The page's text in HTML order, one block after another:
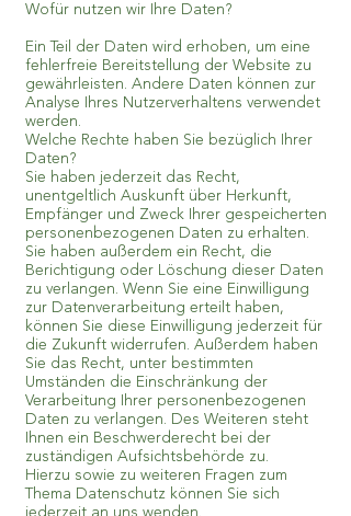
Wofür nutzen wir Ihre Daten?
Ein Teil der Daten wird erhoben, um eine
fehlerfreie Bereitstellung der Website zu
gewährleisten. Andere Daten können zur
Analyse Ihres Nutzerverhaltens verwendet
werden.
Welche Rechte haben Sie bezüglich Ihrer
Daten?
Sie haben jederzeit das Recht,
unentgeltlich Auskunft über Herkunft,
Empfänger und Zweck Ihrer gespeicherten
personenbezogenen Daten zu erhalten.
Sie haben außerdem ein Recht, die
Berichtigung oder Löschung dieser Daten
zu verlangen. Wenn Sie eine Einwilligung
zur Datenverarbeitung erteilt haben,
können Sie diese Einwilligung jederzeit für
die Zukunft widerrufen. Außerdem haben
Sie das Recht, unter bestimmten
Umständen die Einschränkung der
Verarbeitung Ihrer personenbezogenen
Daten zu verlangen. Des Weiteren steht
Ihnen ein Beschwerderecht bei der
zuständigen Aufsichtsbehörde zu.
Hierzu sowie zu weiteren Fragen zum
Thema Datenschutz können Sie sich
jederzeit an uns wenden.